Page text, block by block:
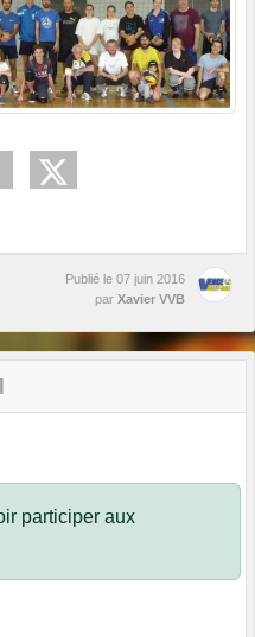
Publié le 07 juin 2016
par Xavier VVB
participer aux